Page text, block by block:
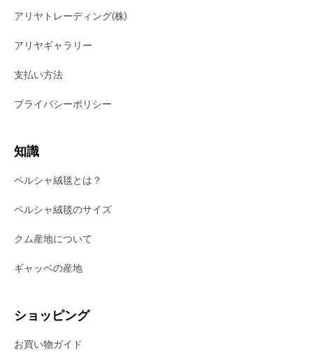
アリヤトレーディング(株)
アリヤギャラリー
支払い方法
プライバシーポリシー
知識
ペルシャ絨毯とは？
ペルシャ絨毯のサイズ
クム産地について
ギャッベの産地
ショッピング
お買い物ガイド